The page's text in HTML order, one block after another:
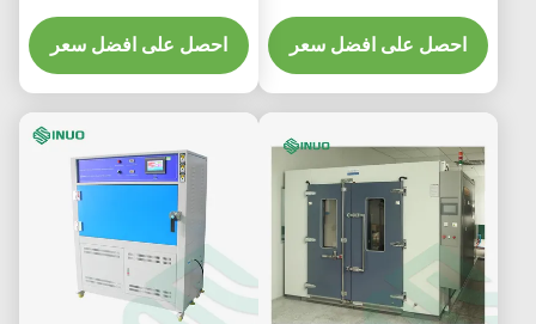
التعرض للأشعة فوق
البنفسجية
احصل على افضل سعر
بسعة 1000 لتر لاختبار درجة
الحرارة والرطوبة
احصل على افضل سعر